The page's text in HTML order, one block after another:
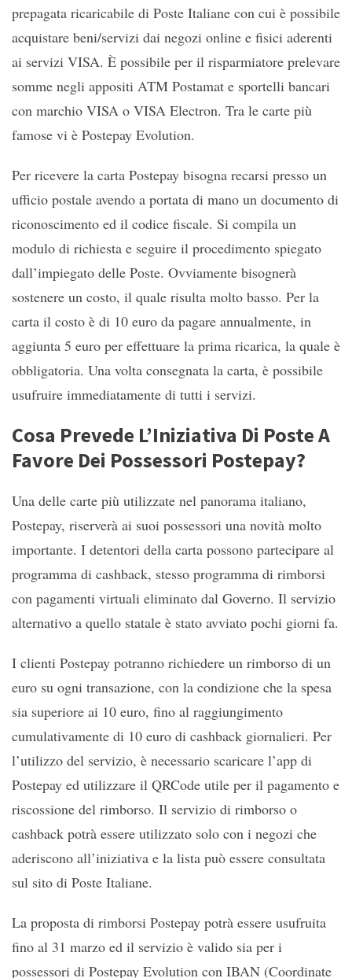
prepagata ricaricabile di Poste Italiane con cui è possibile
acquistare beni/servizi dai negozi online e fisici aderenti
ai servizi VISA. È possibile per il risparmiatore prelevare
somme negli appositi ATM Postamat e sportelli bancari
con marchio VISA o VISA Electron. Tra le carte più
famose vi è Postepay Evolution.
Per ricevere la carta Postepay bisogna recarsi presso un
ufficio postale avendo a portata di mano un documento di
riconoscimento ed il codice fiscale. Si compila un
modulo di richiesta e seguire il procedimento spiegato
dall’impiegato delle Poste. Ovviamente bisognerà
sostenere un costo, il quale risulta molto basso. Per la
carta il costo è di 10 euro da pagare annualmente, in
aggiunta 5 euro per effettuare la prima ricarica, la quale è
obbligatoria. Una volta consegnata la carta, è possibile
usufruire immediatamente di tutti i servizi.
Cosa Prevede L’Iniziativa Di Poste A
Favore Dei Possessori Postepay?
Una delle carte più utilizzate nel panorama italiano,
Postepay, riserverà ai suoi possessori una novità molto
importante. I detentori della carta possono partecipare al
programma di cashback, stesso programma di rimborsi
con pagamenti virtuali eliminato dal Governo. Il servizio
alternativo a quello statale è stato avviato pochi giorni fa.
I clienti Postepay potranno richiedere un rimborso di un
euro su ogni transazione, con la condizione che la spesa
sia superiore ai 10 euro, fino al raggiungimento
cumulativamente di 10 euro di cashback giornalieri. Per
l’utilizzo del servizio, è necessario scaricare l’app di
Postepay ed utilizzare il QRCode utile per il pagamento e
riscossione del rimborso. Il servizio di rimborso o
cashback potrà essere utilizzato solo con i negozi che
aderiscono all’iniziativa e la lista può essere consultata
sul sito di Poste Italiane.
La proposta di rimborsi Postepay potrà essere usufruita
fino al 31 marzo ed il servizio è valido sia per i
possessori di Postepay Evolution con IBAN (Coordinate